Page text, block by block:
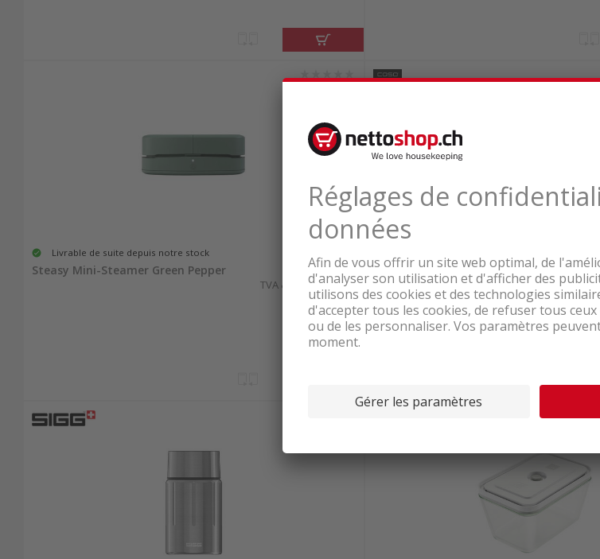
Livrable de suite depuis notre stock
Steasy Mini-Steamer Green Pepper 219.00
TVA & TAR comprise
Livrable de suite depuis le centre logistique
CASO Vacu One Touch Pro Set mise
sous vide